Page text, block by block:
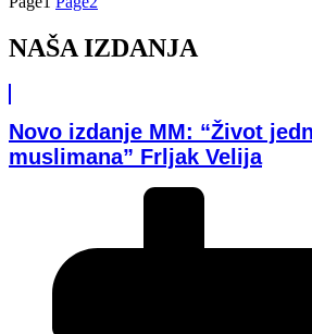
NAŠA IZDANJA
Novo izdanje MM: “Život
muslimana” Frljak Velija